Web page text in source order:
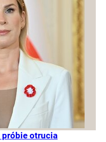
próbie otrucia